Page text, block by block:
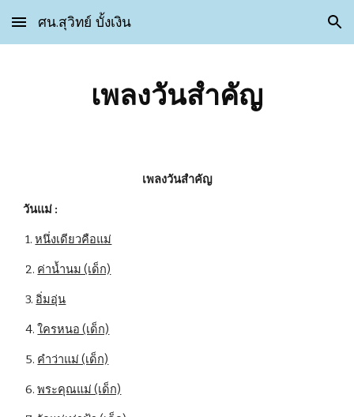
Skip to main content Skip to navigation
ศน.สุวิทย์ บั้งเงิน
เพลงวันสำคัญ
เพลงวันสำคัญ
วันแม่ :
1. หนึ่งเดียวคือแม่
2. ค่าน้ำนม (เด็ก)
3. อิ่มอุ่น
4. ใครหนอ (เด็ก)
5. คำว่าแม่ (เด็ก)
6. พระคุณแม่ (เด็ก)